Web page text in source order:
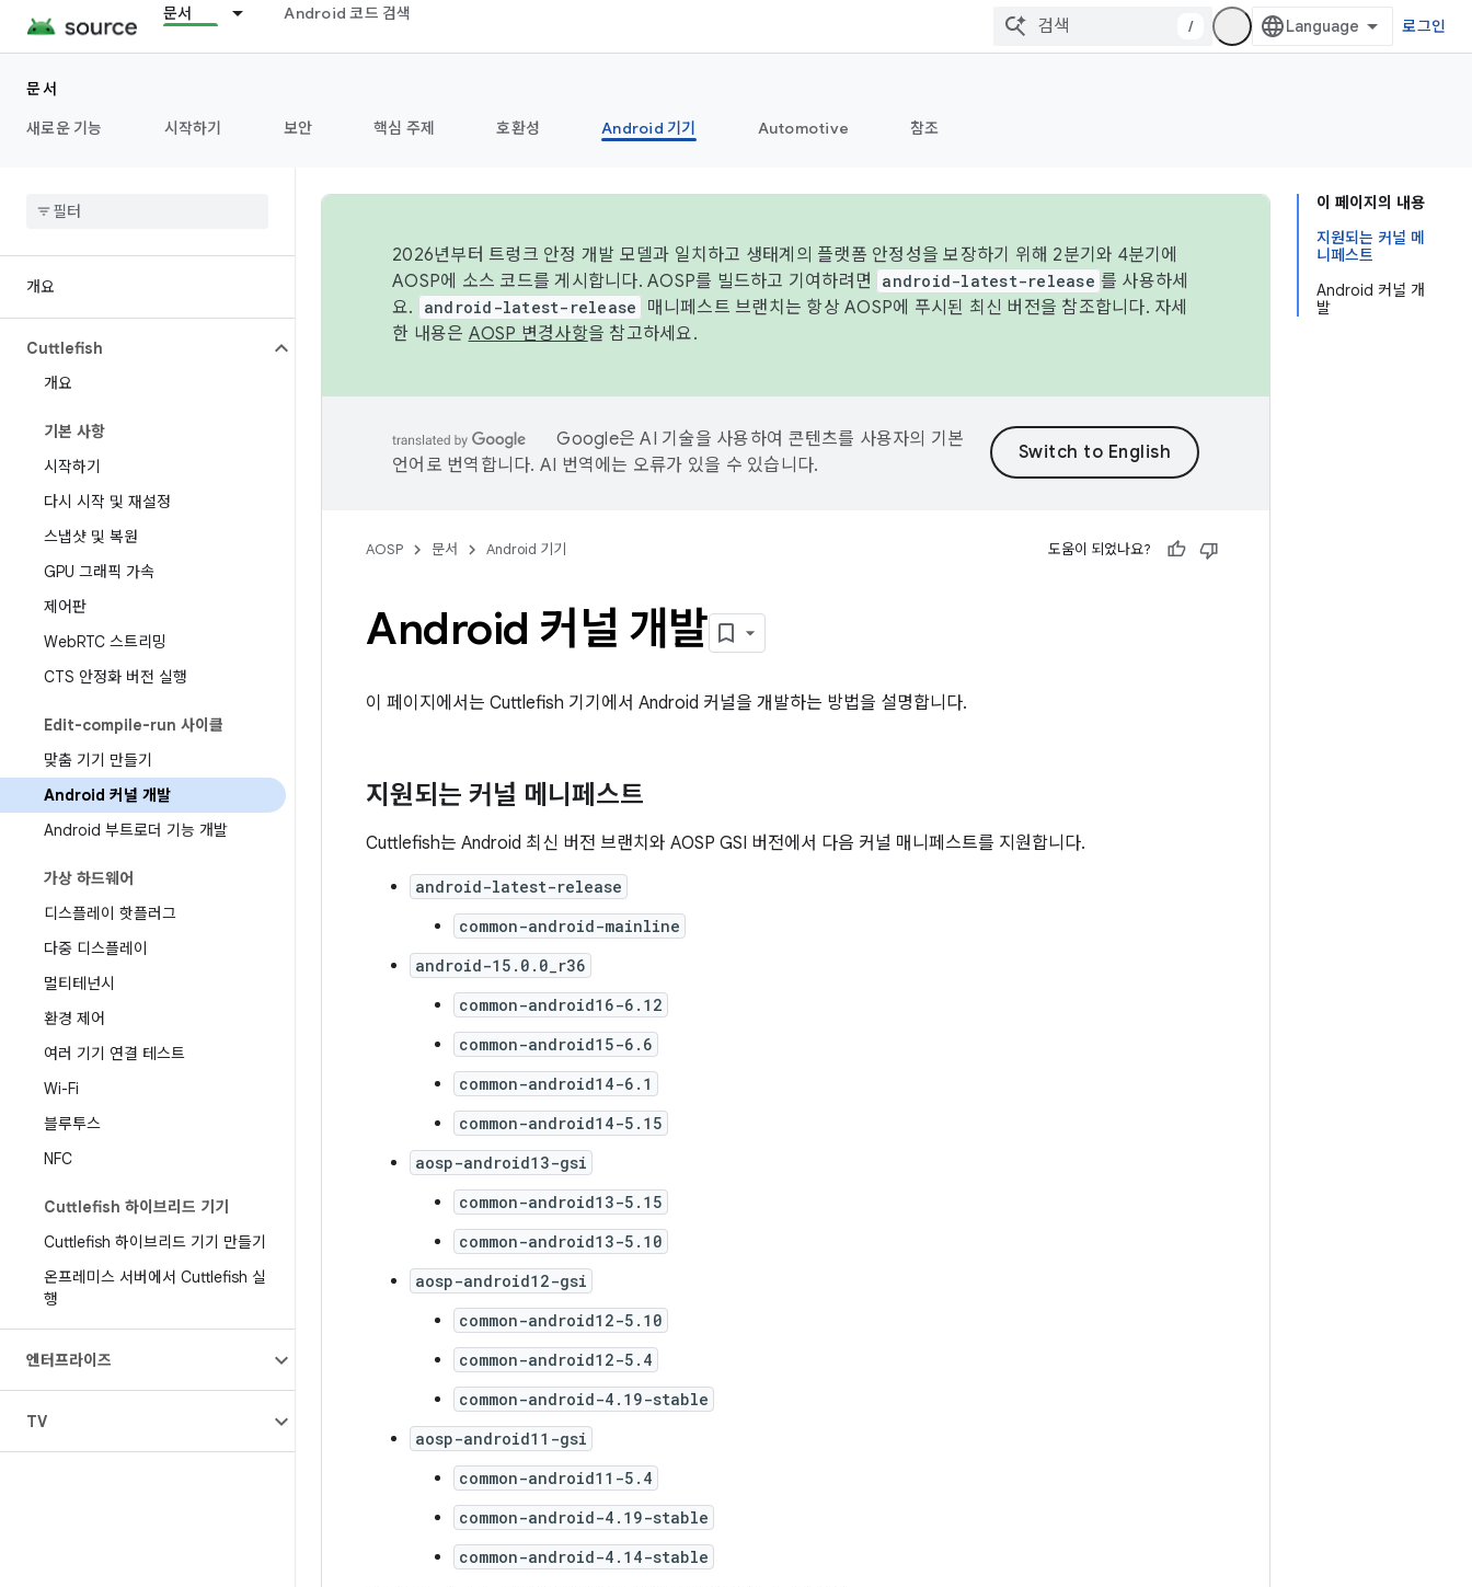
문서 Android 코드 검색
/ 로그인
문서
새로운 기능
시작하기 보안 핵심 주제 호환성 Android 기기 Automotive 참조
개요
Cuttlefish
개요
기본 사항
시작하기
다시 시작 및 재설정
스냅샷 및 복원
GPU 그래픽 가속
제어판
WebRTC 스트리밍
CTS 안정화 버전 실행
Edit-compile-run 사이클
맞춤 기기 만들기
Android 커널 개발
Android 부트로더 기능 개발
가상 하드웨어
디스플레이 핫플러그
다중 디스플레이
멀티테넌시
환경 제어
여러 기기 연결 테스트
Wi-Fi
블루투스
NFC
Cuttlefish 하이브리드 기기
Cuttlefish 하이브리드 기기 만들기
온프레미스 서버에서 Cuttlefish 실
행
엔터프라이즈
TV
이 페이지의 내용
지원되는 커널 메
니페스트
Android 커널 개
발
2026년부터 트렁크 안정 개발 모델과 일치하고 생태계의 플랫폼 안정성을 보장하기 위해 2분기와 4분기에
AOSP에 소스 코드를 게시합니다. AOSP를 빌드하고 기여하려면
android-latest-release 를 사용하세
요.
android-latest-release
매니페스트 브랜치는 항상 AOSP에 푸시된 최신 버전을 참조합니다. 자세
한 내용은 AOSP 변경사항을 참고하세요.
Google은 AI 기술을 사용하여 콘텐츠를 사용자의 기본
언어로 번역합니다. AI 번역에는 오류가 있을 수 있습니다.
AOSP 문서 Android 기기 도움이 되었나요?
Android 커널 개발
이 페이지에서는 Cuttlefish 기기에서 Android 커널을 개발하는 방법을 설명합니다.
지원되는 커널 메니페스트
Cuttlefish는 Android 최신 버전 브랜치와 AOSP GSI 버전에서 다음 커널 매니페스트를 지원합니다.
android-latest-release
common-android-mainline
android-15.0.0_r36
common-android16-6.12
common-android15-6.6
common-android14-6.1
common-android14-5.15
aosp-android13-gsi
common-android13-5.15
common-android13-5.10
aosp-android12-gsi
common-android12-5.10
common-android12-5.4
common-android-4.19-stable
aosp-android11-gsi
common-android11-5.4
common-android-4.19-stable
common-android-4.14-stable